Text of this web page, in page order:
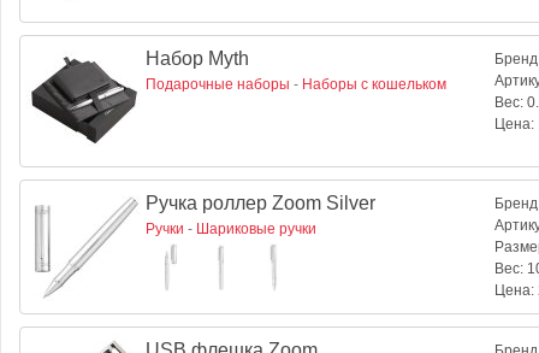
Набор Myth
Подарочные наборы - Наборы с кошельком
Вес:
Цена:
Ручка роллер Zoom Silver
Ручки - Шариковые ручки
Вес:
Цена: